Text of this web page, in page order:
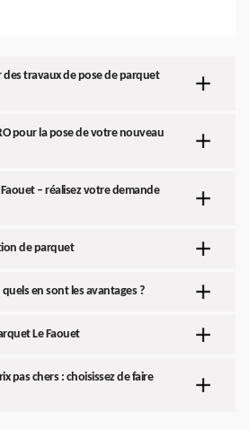
travaux de pose de parquet
pour la pose de votre nouveau
– réalisez votre demande
de parquet
en sont les avantages ?
Le Faouet
pas chers : choisissez de faire